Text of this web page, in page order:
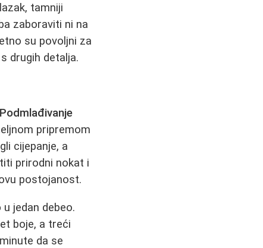
tamniji
zaboraviti ni na
su povoljni za
drugih detalja.
Podmlađivanje
pripremom
cijepanje, a
prirodni nokat i
postojanost.
jedan debeo.
boje, a treći
da se